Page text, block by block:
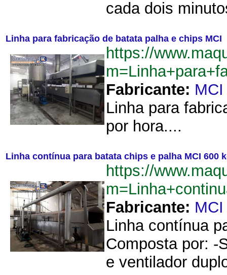
cada dois
Linha para fabricação de batata palha e chips MCI
https://
Fabricante: MCI
Linha para
por hora....
Linha contínua para batata chips e palha MCI 600
https://
Fabricante: MCI
Linha contínua
Composta por: -
e ventilador